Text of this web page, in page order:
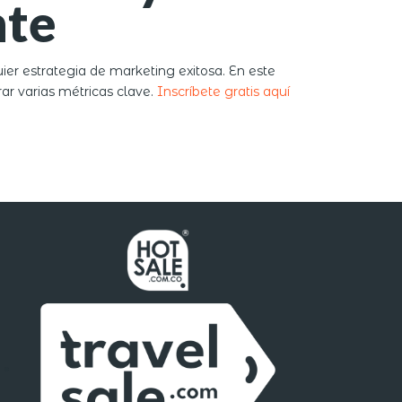
estrategia de marketing exitosa. En este
varias métricas clave. Inscríbete gratis aquí